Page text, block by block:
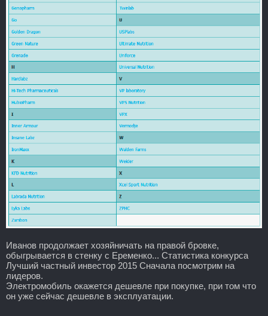
Иванов продолжает хозяйничать на правой бровке,
обыгрывается в стенку с Еременко... Статистика конкурса
Лучший частный инвестор 2015 Сначала посмотрим на
лидеров.
Электромобиль окажется дешевле при покупке, при том что
он уже сейчас дешевле в эксплуатации.